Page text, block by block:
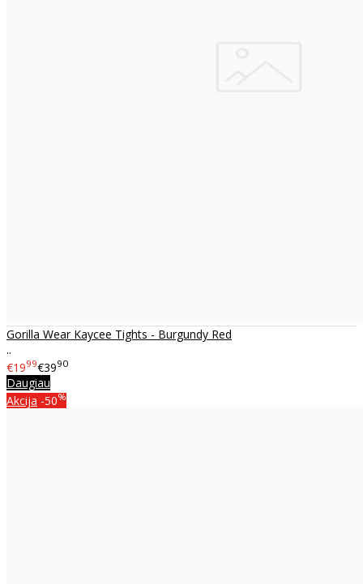
Gorilla Wear Kaycee Tights - Burgundy Red
..
€1999€3990
Daugiau
Akcija -50%